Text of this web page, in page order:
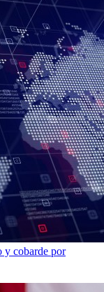
y cobarde por